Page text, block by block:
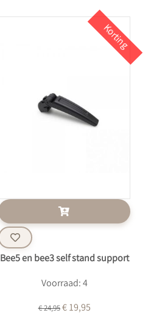
Korting
Bee5 en bee3 self stand support
Voorraad: 4
€ 24,95€ 19,95